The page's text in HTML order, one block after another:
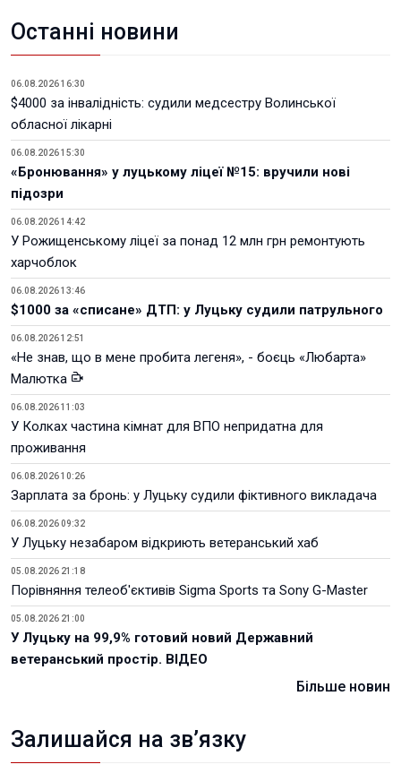
Останні новини
06.08.2026 16:30
$4000 за інвалідність: судили медсестру Волинської
обласної лікарні
06.08.2026 15:30
«Бронювання» у луцькому ліцеї №15: вручили нові
підозри
06.08.2026 14:42
У Рожищенському ліцеї за понад 12 млн грн ремонтують
харчоблок
06.08.2026 13:46
$1000 за «списане» ДТП: у Луцьку судили патрульного
06.08.2026 12:51
«Не знав, що в мене пробита легеня», - боєць «Любарта»
Малютка
06.08.2026 11:03
У Колках частина кімнат для ВПО непридатна для
проживання
06.08.2026 10:26
Зарплата за бронь: у Луцьку судили фіктивного викладача
06.08.2026 09:32
У Луцьку незабаром відкриють ветеранський хаб
05.08.2026 21:18
Порівняння телеоб'єктивів Sigma Sports та Sony G-Master
05.08.2026 21:00
У Луцьку на 99,9% готовий новий Державний
ветеранський простір. ВІДЕО
Більше новин
Залишайся на зв’язку